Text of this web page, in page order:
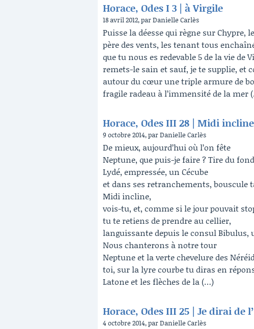
Horace, Odes I 3 | à Virgile
18 avril 2012, par Danielle Carlès
Puisse la déesse qui règne sur
père des vents, les tenant tous
que tu nous es redevable 5 de la vie
remets-le sain et sauf, je te supplie, et
autour du cœur une triple armure de
fragile radeau à l’immensité de la mer
Horace, Odes III 28 | Midi incline
9 octobre 2014, par Danielle Carlès
De mieux, aujourd’hui où l’on fête
Neptune, que puis-je faire ? Tire du
Lydé, empressée, un Cécube
et dans ses retranchements, bouscule
Midi incline,
vois-tu, et, comme si le jour pouvait
tu te retiens de prendre au cellier,
languissante depuis le consul Bibulus,
Nous chanterons à notre tour
Neptune et la verte chevelure des
toi, sur la lyre courbe tu diras en
Latone et les flèches de la (…)
Horace, Odes III 25 | Je dirai de
4 octobre 2014, par Danielle Carlès